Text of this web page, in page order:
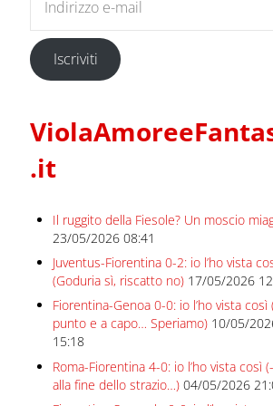
Iscriviti
.it
Il ruggito della Fiesole? Un moscio
23/05/2026 08:41
Juventus-Fiorentina 0-2: io l’ho vista
(Goduria sì, riscatto no) 17/05/2026
Fiorentina-Genoa 0-0: io l’ho vista così
punto e a capo… Speriamo) 10/05/
15:18
Roma-Fiorentina 4-0: io l’ho vista così
alla fine dello strazio…) 04/05/2026